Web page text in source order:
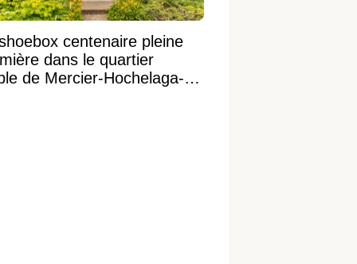
centenaire pleine
dans le quartier
de Mercier-Hochelaga-